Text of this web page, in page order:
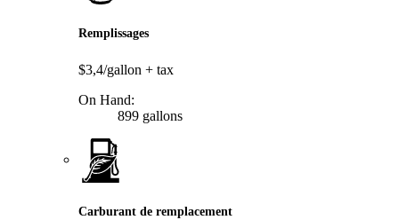
Remplissages
$3,4/gallon + tax
On Hand:
899 gallons
Carburant de remplacement